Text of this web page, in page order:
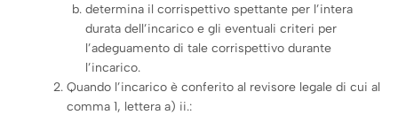
determina il corrispettivo spettante per l’intera
durata dell’incarico e gli eventuali criteri per
l’adeguamento di tale corrispettivo durante
l’incarico.
Quando l’incarico è conferito al revisore legale di cui al
comma 1, lettera a) ii.: